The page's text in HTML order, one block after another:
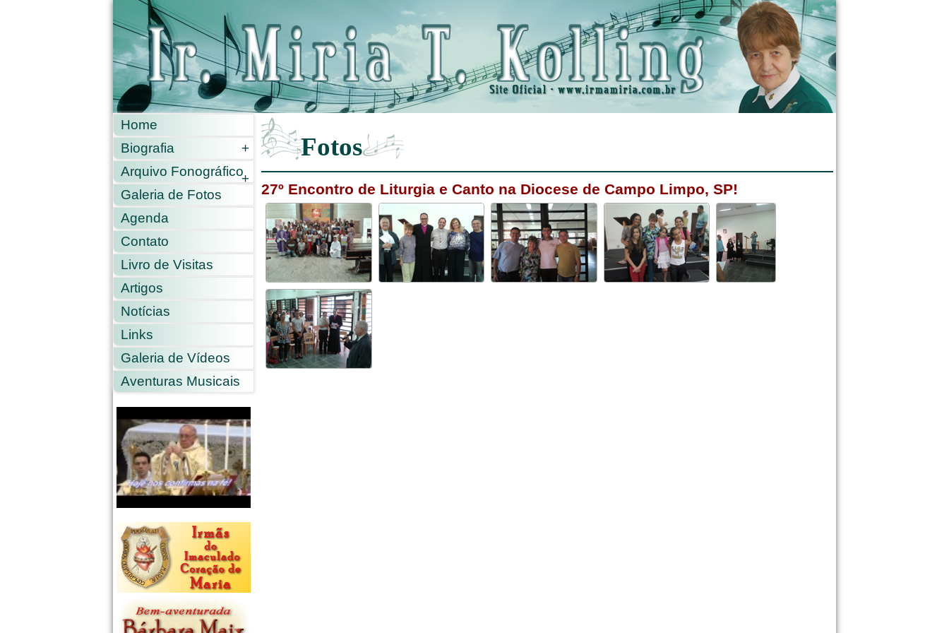
Home
Biografia
+
Arquivo Fonográfico+
Galeria de Fotos
Agenda
Contato
Livro de Visitas
Artigos
Notícias
Links
Galeria de Vídeos
Aventuras Musicais
Fotos
27º Encontro de Liturgia e Canto na Diocese de Campo Limpo, SP!